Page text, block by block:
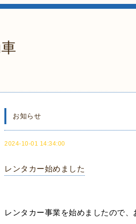
お知らせ
2024-10-01 14:34:00
レンタカー始めました
レンタカー事業を始めましたので、